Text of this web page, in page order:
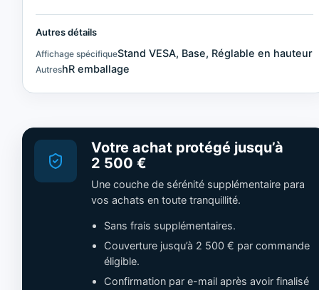
Autres détails
Affichage spécifiqueStand VESA, Base, Réglable en hauteur
AutreshR emballage
Votre achat protégé jusqu’à
2 500 €
Une couche de sérénité supplémentaire para
vos achats en toute tranquillité.
Sans frais supplémentaires.
Couverture jusqu’à 2 500 € par commande
éligible.
Confirmation par e-mail après avoir finalisé